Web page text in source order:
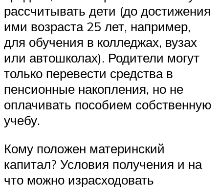
рассчитывать дети (до достижения
ими возраста 25 лет, например,
для обучения в колледжах, вузах
или автошколах). Родители могут
только перевести средства в
пенсионные накопления, но не
оплачивать пособием собственную
учебу.
Кому положен материнский
капитал? Условия получения и на
что можно израсходовать